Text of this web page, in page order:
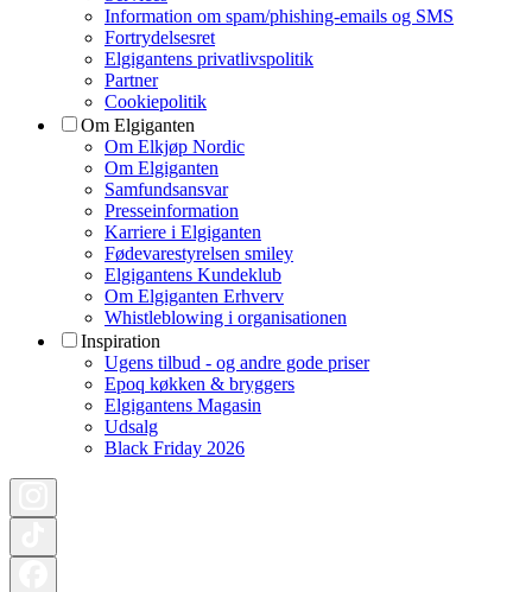
Information om spam/phishing-emails og SMS
Fortrydelsesret
Elgigantens privatlivspolitik
Partner
Cookiepolitik
Om Elgiganten
Om Elkjøp Nordic
Om Elgiganten
Samfundsansvar
Presseinformation
Karriere i Elgiganten
Fødevarestyrelsen smiley
Elgigantens Kundeklub
Om Elgiganten Erhverv
Whistleblowing i organisationen
Inspiration
Ugens tilbud - og andre gode priser
Epoq køkken & bryggers
Elgigantens Magasin
Udsalg
Black Friday 2026